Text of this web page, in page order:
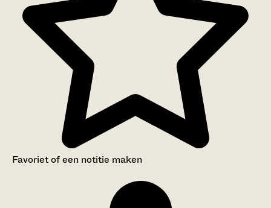
Inventaris
Favoriet of een notitie maken